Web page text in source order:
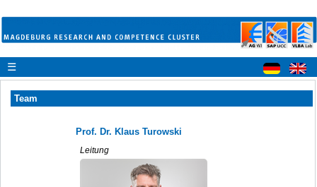
☰
Team
Prof. Dr. Klaus Turowski
Leitung